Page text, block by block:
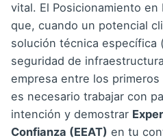
vital. El Posicionamiento en
que, cuando un potencial
solución técnica específica
seguridad de
empresa entre los
es necesario trabajar con
intención y demostrar
Confianza (EEAT) en tu